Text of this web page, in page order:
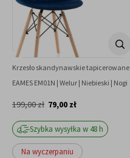
Krzesło skandynawskie tapicerowane
EAMES EM01N | Welur | Niebieski | Nogi
79,00 zł
199,00 zł
Szybka wysyłka w 48 h
Na wyczerpaniu